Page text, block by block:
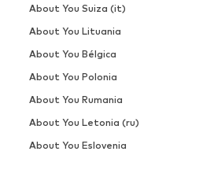
About You Suiza (it)
About You Lituania
About You Bélgica
About You Polonia
About You Rumania
About You Letonia (ru)
About You Eslovenia